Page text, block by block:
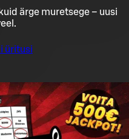
ärge muretsege – uusi
üritusi